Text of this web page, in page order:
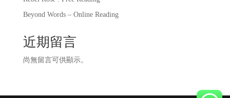
Beyond Words – Online Reading
近期留言
尚無留言可供顯示。